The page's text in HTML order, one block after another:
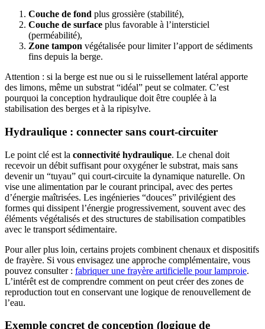
Couche de fond plus grossière (stabilité),
Couche de surface plus favorable à l’intersticiel
(perméabilité),
Zone tampon végétalisée pour limiter l’apport de sédiments
fins depuis la berge.
Attention : si la berge est nue ou si le ruissellement latéral apporte
des limons, même un substrat “idéal” peut se colmater. C’est
pourquoi la conception hydraulique doit être couplée à la
stabilisation des berges et à la ripisylve.
Hydraulique : connecter sans court-circuiter
Le point clé est la connectivité hydraulique. Le chenal doit
recevoir un débit suffisant pour oxygéner le substrat, mais sans
devenir un “tuyau” qui court-circuite la dynamique naturelle. On
vise une alimentation par le courant principal, avec des pertes
d’énergie maîtrisées. Les ingénieries “douces” privilégient des
formes qui dissipent l’énergie progressivement, souvent avec des
éléments végétalisés et des structures de stabilisation compatibles
avec le transport sédimentaire.
Pour aller plus loin, certains projets combinent chenaux et dispositifs
de frayère. Si vous envisagez une approche complémentaire, vous
pouvez consulter : fabriquer une frayère artificielle pour lamproie.
L’intérêt est de comprendre comment on peut créer des zones de
reproduction tout en conservant une logique de renouvellement de
l’eau.
Exemple concret de conception (logique de